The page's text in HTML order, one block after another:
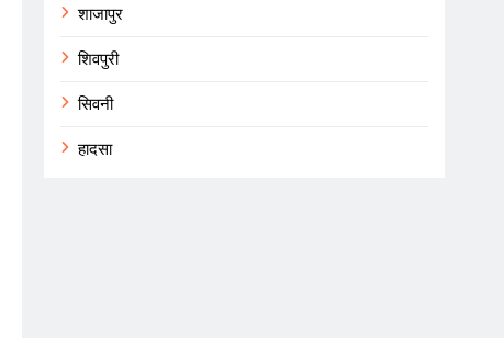
शाजापुर
शिवपुरी
सिवनी
हादसा